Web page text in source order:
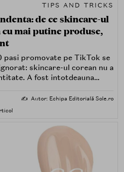
TIPS AND TRICKS
de ce skincare-ul
mai putine produse,
pasi promovate pe TikTok se
skincare-ul corean nu a
A fost intotdeauna
✍️ Autor: Echipa Editorială Sole.ro